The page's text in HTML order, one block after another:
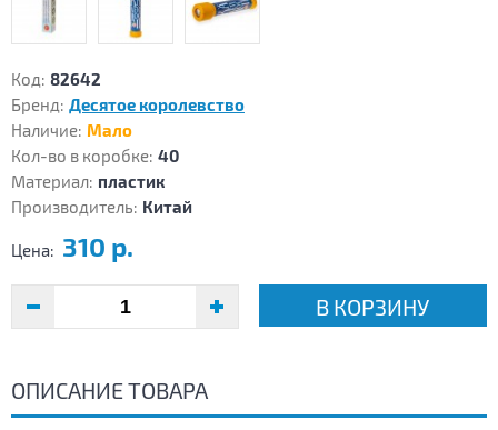
Код: 82642
Бренд: Десятое королевство
Наличие: Мало
Кол-во в коробке: 40
Материал: пластик
Производитель: Китай
Цена: 310 р.
В КОРЗИНУ
ОПИСАНИЕ ТОВАРА